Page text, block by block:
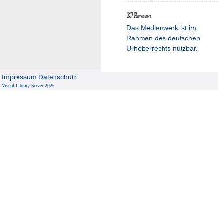
Das Medienwerk ist im
Rahmen des deutschen
Urheberrechts nutzbar.
Impressum Datenschutz
Visual Library Server 2026